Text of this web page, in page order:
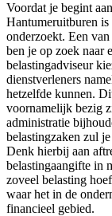
Voordat je begint
Hantumeruitburen is
onderzoekt. Een
ben je op zoek naar
belastingadviseur
dienstverleners
hetzelfde kunnen.
voornamelijk bezig
administratie
belastingzaken zul
Denk hierbij aan
belastingaangifte in
zoveel belasting
waar het in de
financieel gebied.